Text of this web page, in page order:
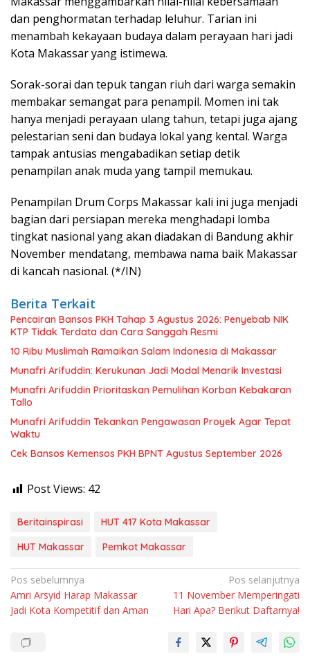
dan penghormatan terhadap leluhur. Tarian ini
menambah kekayaan budaya dalam perayaan hari jadi
Kota Makassar yang istimewa.
Sorak-sorai dan tepuk tangan riuh dari warga semakin
membakar semangat para penampil. Momen ini tak
hanya menjadi perayaan ulang tahun, tetapi juga ajang
pelestarian seni dan budaya lokal yang kental. Warga
tampak antusias mengabadikan setiap detik
penampilan anak muda yang tampil memukau.
Penampilan Drum Corps Makassar kali ini juga menjadi
bagian dari persiapan mereka menghadapi lomba
tingkat nasional yang akan diadakan di Bandung akhir
November mendatang, membawa nama baik Makassar
di kancah nasional. (*/IN)
Berita Terkait
Pencairan Bansos PKH Tahap 3 Agustus 2026: Penyebab NIK
KTP Tidak Terdata dan Cara Sanggah Resmi
10 Ribu Muslimah Ramaikan Salam Indonesia di Makassar
Munafri Arifuddin: Kerukunan Jadi Modal Menarik Investasi
Munafri Arifuddin Prioritaskan Pemulihan Korban Kebakaran
Tallo
Munafri Arifuddin Tekankan Pengawasan Proyek Agar Tepat
Waktu
Cek Bansos Kemensos PKH BPNT Agustus September 2026
Post Views: 42
Beritainspirasi
HUT 417 Kota Makassar
HUT Makassar
Pemkot Makassar
Navigasi
pos
Pos sebelumnya
Amri Arsyid Harap Makassar
Jadi Kota Kompetitif dan Aman
Pos selanjutnya
11 November Memperingati
Hari Apa? Berikut Daftarnya!